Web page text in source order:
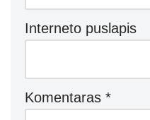
Interneto puslapis
Komentaras *